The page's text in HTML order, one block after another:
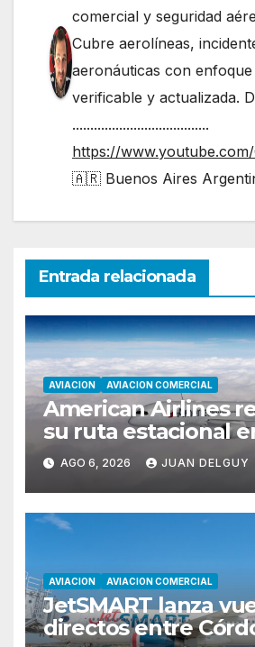
comercial y seguridad
Cubre aerolíneas,
aeronáuticas con
verificable y actualizada.
......................................
https://
🇦🇷 Buenos Aires
Entrada relacionada
AVIACION AVIACION COMERCIAL
American Airlines
su ruta estacional
Miami y
vuelos diarios
AGO 6, 2026 JUAN DELGUY
AVIACION AVIACION COMERCIAL
JetSMART lanza
directos entre